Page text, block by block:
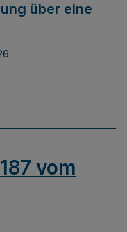
über eine
vom